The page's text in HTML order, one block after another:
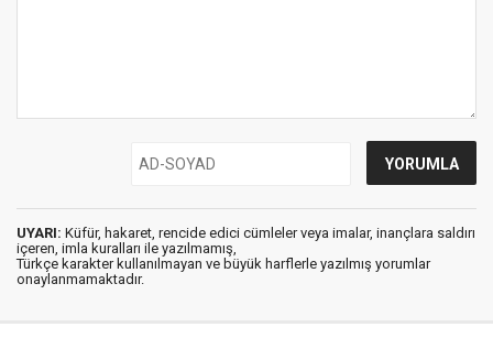
UYARI: Küfür, hakaret, rencide edici cümleler veya imalar, inançlara saldırı
içeren, imla kuralları ile yazılmamış,
Türkçe karakter kullanılmayan ve büyük harflerle yazılmış yorumlar
onaylanmamaktadır.